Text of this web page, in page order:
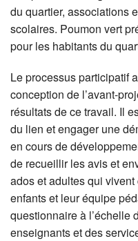
du quartier, associations
scolaires. Poumon vert
pour les habitants du
Le processus participatif
conception de l’avant-
résultats de ce travail. Il
du lien et engager une
en cours de
de recueillir les avis et
ados et adultes qui
enfants et leur équipe
questionnaire à l’échelle
enseignants et des